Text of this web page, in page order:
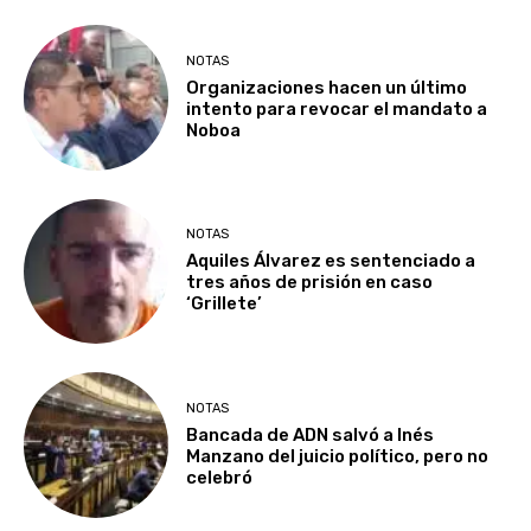
NOTAS
Organizaciones hacen un último
intento para revocar el mandato a
Noboa
NOTAS
Aquiles Álvarez es sentenciado a
tres años de prisión en caso
‘Grillete’
NOTAS
Bancada de ADN salvó a Inés
Manzano del juicio político, pero no
celebró